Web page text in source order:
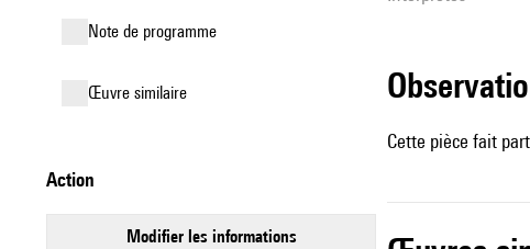
Note de programme
œuvre similaire
action
modifier les informations
Cette pièce fait